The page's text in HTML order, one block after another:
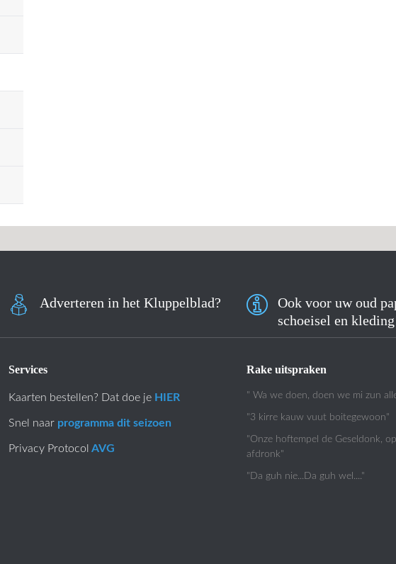
Adverteren in het Kluppelblad?
Ook voor uw oud
schoeisel en
Services
Kaarten bestellen? Dat doe je HIER
Snel naar programma dit seizoen
Privacy Protocol AVG
Rake uitspraken
" Wa we doen, doen we mi zun
"3 kirre kauw vuut boitegewoon"
"Onze hoftempel de Geseldonk,
afdronk"
"Da guh nie...Da guh wel...."